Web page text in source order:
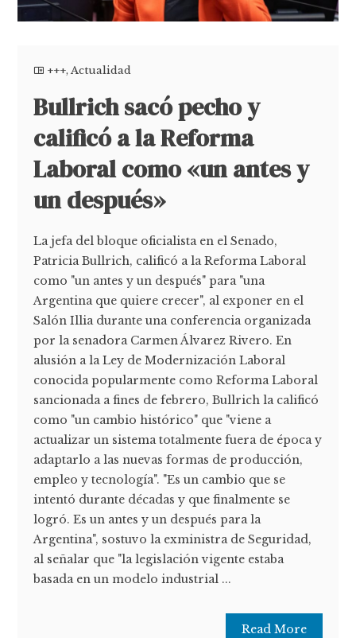
+++,Actualidad
Bullrich sacó pecho y
calificó a la Reforma
Laboral como «un antes y
un después»
La jefa del bloque oficialista en el Senado,
Patricia Bullrich, calificó a la Reforma Laboral
como "un antes y un después" para "una
Argentina que quiere crecer", al exponer en el
Salón Illia durante una conferencia organizada
por la senadora Carmen Álvarez Rivero. En
alusión a la Ley de Modernización Laboral
conocida popularmente como Reforma Laboral
sancionada a fines de febrero, Bullrich la calificó
como "un cambio histórico" que "viene a
actualizar un sistema totalmente fuera de época y
adaptarlo a las nuevas formas de producción,
empleo y tecnología". "Es un cambio que se
intentó durante décadas y que finalmente se
logró. Es un antes y un después para la
Argentina", sostuvo la exministra de Seguridad,
al señalar que "la legislación vigente estaba
basada en un modelo industrial ...
Read More